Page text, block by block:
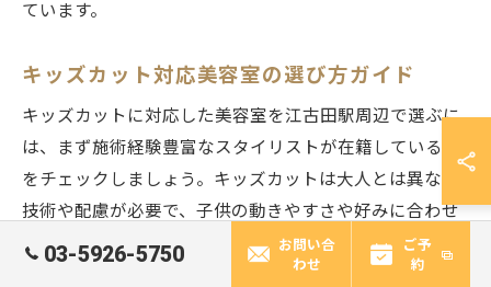
ています。
キッズカット対応美容室の選び方ガイド
キッズカットに対応した美容室を江古田駅周辺で選ぶに
は、まず施術経験豊富なスタイリストが在籍しているか
をチェックしましょう。キッズカットは大人とは異なる
技術や配慮が必要で、子供の動きやすさや好みに合わせ
たカットが求められます。具体的には、カット中に子供
が飽きないようおもちゃや動画を用意している店舗も多
03-5926-5750
お問い合
わせ
ご予
約